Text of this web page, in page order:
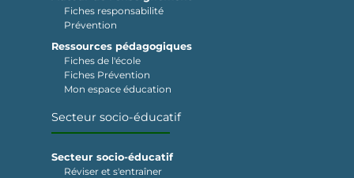
Fiches responsabilité
Prévention
Ressources pédagogiques
Fiches de l'école
Fiches Prévention
Mon espace éducation
Secteur socio-éducatif
Secteur socio-éducatif
Réviser et s'entraîner